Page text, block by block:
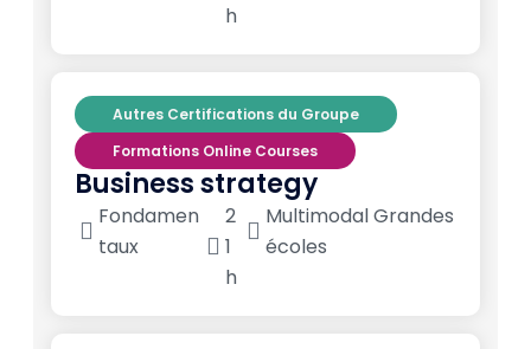
h
Autres Certifications du Groupe
Formations Online Courses
Business strategy
Fondamen
taux
2
1
h
Multimodal Grandes
écoles